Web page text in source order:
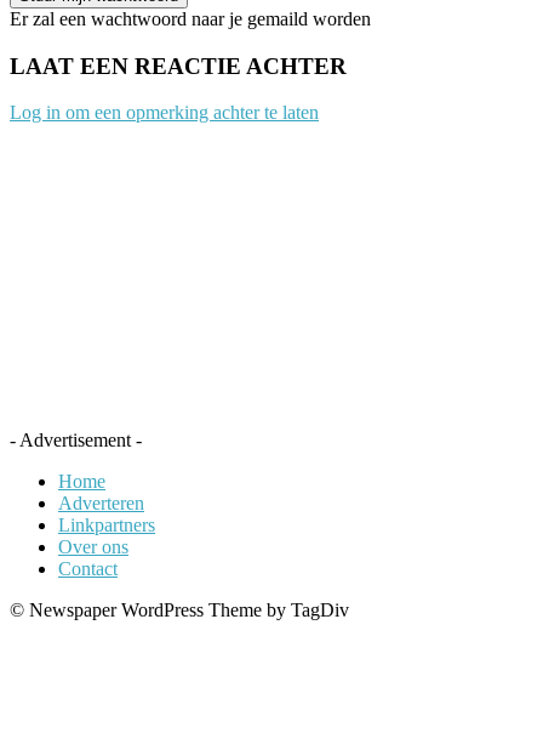
Er zal een wachtwoord naar je gemaild worden
LAAT EEN REACTIE ACHTER
Log in om een opmerking achter te laten
- Advertisement -
Home
Adverteren
Linkpartners
Over ons
Contact
© Newspaper WordPress Theme by TagDiv